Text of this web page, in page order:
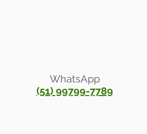
WhatsApp
(51) 99799-7789